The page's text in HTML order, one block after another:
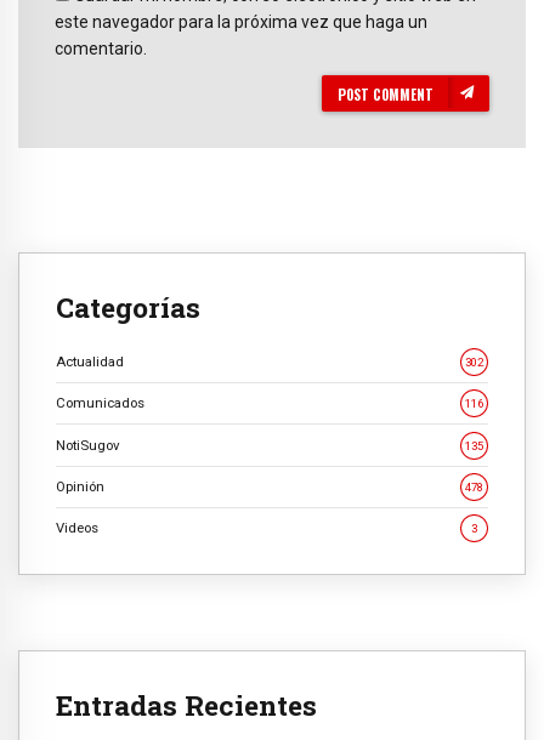
este navegador para la próxima vez que haga un
comentario.
POST COMMENT
Categorías
Actualidad 302
Comunicados 116
NotiSugov 135
Opinión 478
Videos 3
Entradas Recientes